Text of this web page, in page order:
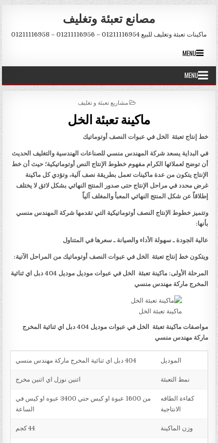
Skip to content
مصانع تعبئة وتغليف
ماكينات تعبئة وتغليف للبيع 01211116954 – 01211116956 – 01211116958
MENU
MENU
POSTED IN
مشاريع تعبئة و تغليف
ماكينة تعبئة الخل
خط إنتاج تعبئة الخل في عبوات النصف أوتوماتيك
في البداية يسعد شركة المهندس منسي للصناعات الهندسية والتغليف الحديث
أن توضح لعملائها الكرام مفهوم خطوط الإنتاج النص أوتوماتيكية؛ حيث أن خط
الإنتاج يتكون من عدة ماكينات تعمل بطريقة نصف آلية، وتؤدي كل ماكينة
غرض محدد في مراحل الإنتاج حتى صدور المنتج النهائي بشكل لائق لا يختلف
إطلاقاً عن شكل المنتج النهائي المعبأ والمغلف آلياً
وتتميز خطوط الإنتاج النصف أوتوماتيكية التي تقدمها شركة المهندس منسي
بأنها:
عالية الجودة ـ سهولة الأداء والصيانة ـ سعرها في المتناول
ويتكون خط إنتاج تعبئة الخل في عبوات النصف أوتوماتيك من المراحل الآتية:
المرحلة الأولى: ماكينة تعبئة الخل في عبوات موديل موديل 404 دبل اي ثنائية
المخرج ماركة مهندس منسي
ماكينة تعبئة الخل
مواصفات ماكينة تعبئة الخل في عبوات موديل 404 دبل اي ثنائية المخرج
ماركة مهندس منسي
الموديل 404 دبل اي ثنائية المخرج ماركة مهندس منسي
نمط التعبئة اثنين نوزل اي اثنين مخرج
كفاءة الطاقه
الانتاجية
من 1600 عبوة او كيس حتي 3400 عبوه او كيس في
الساعة
وزن الماكينة 44 كجم